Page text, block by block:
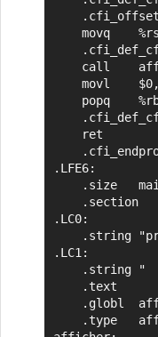
.LFE6:
.LC0:
.LC1: